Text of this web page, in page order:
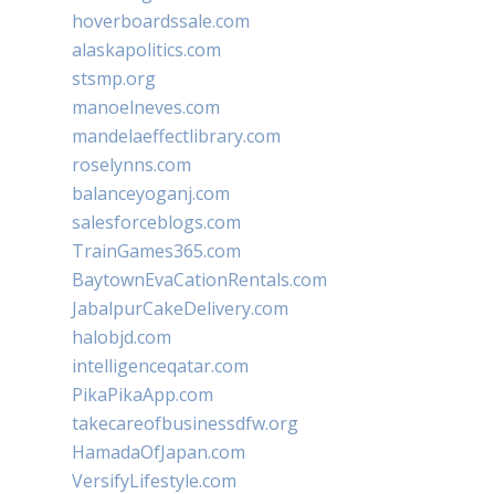
hoverboardssale.com
alaskapolitics.com
stsmp.org
manoelneves.com
mandelaeffectlibrary.com
roselynns.com
balanceyoganj.com
salesforceblogs.com
TrainGames365.com
BaytownEvaCationRentals.com
JabalpurCakeDelivery.com
halobjd.com
intelligenceqatar.com
PikaPikaApp.com
takecareofbusinessdfw.org
HamadaOfJapan.com
VersifyLifestyle.com